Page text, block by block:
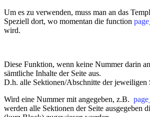
Um es zu verwenden, muss man an das
Speziell dort, wo momentan die function
wird.
Diese Funktion, wenn keine Nummer darin
sämtliche Inhalte der Seite aus.
D.h. alle Sektionen/Abschnitte der jeweiligen
Wird eine Nummer mit angegeben, z.B.
werden alle Sektionen der Seite ausgegeben